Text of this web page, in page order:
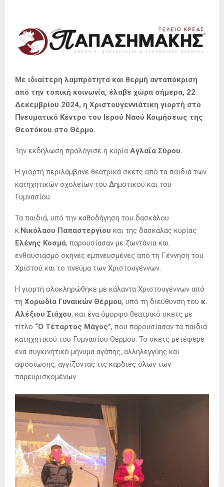
Με ιδιαίτερη λαμπρότητα και θερμή ανταπόκριση
από την τοπική κοινωνία, έλαβε χώρα σήμερα, 22
Δεκεμβρίου 2024, η Χριστουγεννιάτικη γιορτή στο
Πνευματικό Κέντρο του Ιερού Ναού Κοιμήσεως της
Θεοτόκου στο Θέρμο.
Την εκδήλωση προλόγισε η κυρία Αγλαΐα Σύρου.
Η γιορτή περιλάμβανε θεατρικά σκετς από τα παιδιά των
κατηχητικών σχολείων του Δημοτικού και του
Γυμνασίου.
Τα παιδιά, υπό την καθοδήγηση του δασκάλου
κ.Νικόλαου Παπαστεργίου και της δασκάλας κυρίας
Ελένης Κοσμά, παρουσίασαν με ζωντάνια και
ενθουσιασμό σκηνές εμπνευσμένες από τη Γέννηση του
Χριστού και το πνεύμα των Χριστουγέννων.
Η γιορτή ολοκληρώθηκε με κάλαντα Χριστουγέννων από
τη Χορωδία Γυναικών Θέρμου, υπό τη διεύθυνση του κ.
Αλέξιου Σιάχου, και ένα όμορφο θεατρικό σκετς με
τίτλο “Ο Τέταρτος Μάγος”, που παρουσίασαν τα παιδιά
κατηχητικού του Γυμνασίου Θέρμου. Το σκετς μετέφερε
ένα συγκινητικό μήνυμα αγάπης, αλληλεγγύης και
αφοσίωσης, αγγίζοντας τις καρδιές όλων των
παρευρισκομένων.